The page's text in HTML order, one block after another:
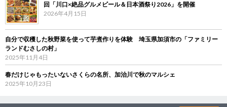
回「川口×絶品グルメビール＆日本酒祭り2026」を開催
2026年4月15日
自分で収穫した秋野菜を使って芋煮作りを体験 埼玉県加須市の「ファミリー
ランドむさしの村」
2025年11月4日
春だけじゃもったいないさくらの名所、加治川で秋のマルシェ
2025年10月23日